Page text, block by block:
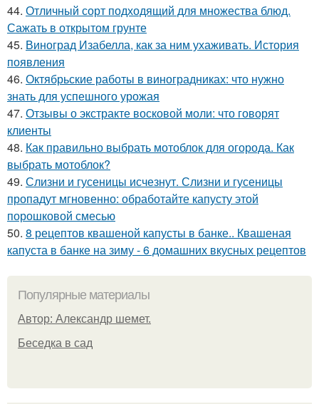
44. Отличный сорт подходящий для множества блюд.
Сажать в открытом грунте
45. Виноград Изабелла, как за ним ухаживать. История
появления
46. Октябрьские работы в виноградниках: что нужно
знать для успешного урожая
47. Отзывы о экстракте восковой моли: что говорят
клиенты
48. Как правильно выбрать мотоблок для огорода. Как
выбрать мотоблок?
49. Слизни и гусеницы исчезнут. Слизни и гусеницы
пропадут мгновенно: обработайте капусту этой
порошковой смесью
50. 8 рецептов квашеной капусты в банке.. Квашеная
капуста в банке на зиму - 6 домашних вкусных рецептов
Популярные материалы
Автор: Александр шемет.
Беседка в сад